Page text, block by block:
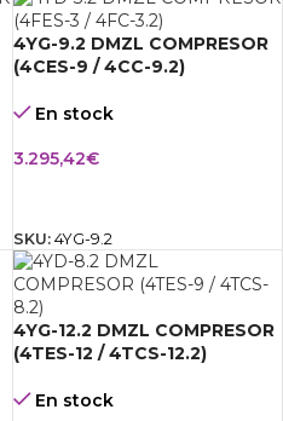
4YG-9.2 DMZL COMPRESOR
(4CES-9 / 4CC-9.2)
En stock
3.295,42€
SKU: 4YG-9.2
4YG-12.2 DMZL COMPRESOR
(4TES-12 / 4TCS-12.2)
En stock